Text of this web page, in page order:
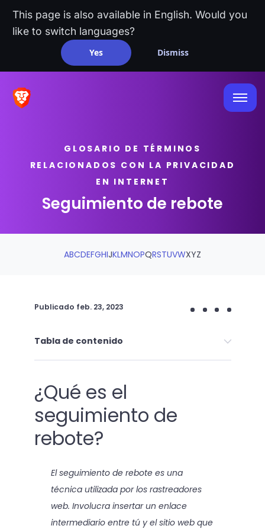
This page is also available in English. Would you
like to switch languages?
Yes Dismiss
GLOSARIO DE TÉRMINOS
RELACIONADOS CON LA PRIVACIDAD
EN INTERNET
Seguimiento de rebote
ABCDEFGHIJKLMNOPQRSTUVWXYZ
Publicado feb. 23, 2023
Tabla de contenido
¿Qué es el
seguimiento de
rebote?
El seguimiento de rebote es una
técnica utilizada por los rastreadores
web. Involucra insertar un enlace
intermediario entre tú y el sitio web que